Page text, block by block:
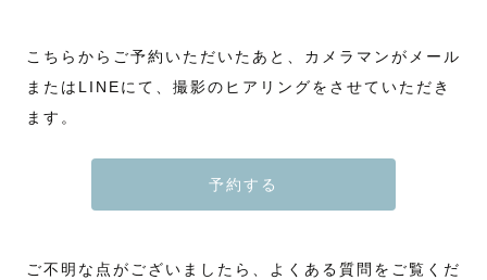
こちらからご予約いただいたあと、カメラマンがメール
またはLINEにて、撮影のヒアリングをさせていただき
ます。
予約する
ご不明な点がございましたら、よくある質問をご覧くだ